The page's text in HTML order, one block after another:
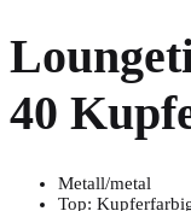
40
Metall/metal
Top: